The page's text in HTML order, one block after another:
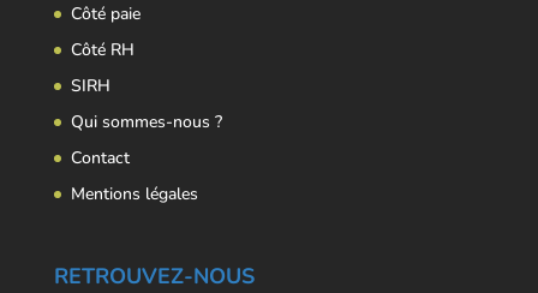
Côté paie
Côté RH
SIRH
Qui sommes-nous ?
Contact
Mentions légales
RETROUVEZ-NOUS